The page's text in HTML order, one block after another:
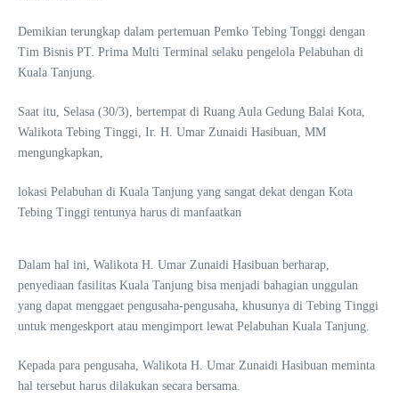
Demikian terungkap dalam pertemuan Pemko Tebing Tonggi dengan
Tim Bisnis PT. Prima Multi Terminal selaku pengelola Pelabuhan di
Kuala Tanjung.
Saat itu, Selasa (30/3), bertempat di Ruang Aula Gedung Balai Kota,
Walikota Tebing Tinggi, Ir. H. Umar Zunaidi Hasibuan, MM
mengungkapkan,
lokasi Pelabuhan di Kuala Tanjung yang sangat dekat dengan Kota
Tebing Tinggi tentunya harus di manfaatkan
Dalam hal ini, Walikota H. Umar Zunaidi Hasibuan berharap,
penyediaan fasilitas Kuala Tanjung bisa menjadi bahagian unggulan
yang dapat menggaet pengusaha-pengusaha, khusunya di Tebing Tinggi
untuk mengeskport atau mengimport lewat Pelabuhan Kuala Tanjung.
Kepada para pengusaha, Walikota H. Umar Zunaidi Hasibuan meminta
hal tersebut harus dilakukan secara bersama.